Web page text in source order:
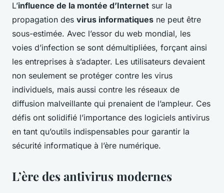
L’influence de la montée d’Internet sur la
propagation des virus informatiques ne peut être
sous-estimée. Avec l’essor du web mondial, les
voies d’infection se sont démultipliées, forçant ainsi
les entreprises à s’adapter. Les utilisateurs devaient
non seulement se protéger contre les virus
individuels, mais aussi contre les réseaux de
diffusion malveillante qui prenaient de l’ampleur. Ces
défis ont solidifié l’importance des logiciels antivirus
en tant qu’outils indispensables pour garantir la
sécurité informatique à l’ère numérique.
L’ère des antivirus modernes